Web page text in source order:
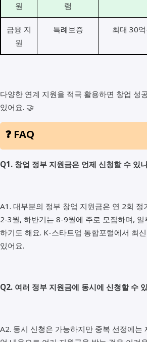
원
램
금융 지
원
특례보증 최대 30억
다양한 연계 지원을 적극 활용하면 창업 성
있어요. 🤝
❓ FAQ
Q1. 창업 정부 지원금은 언제 신청할 수 있
A1. 대부분의 정부 창업 지원금은 연 2회 정
2-3월, 하반기는 8-9월에 주로 모집하며, 일
하기도 해요. K-스타트업 통합포털에서 최
있어요.
Q2. 여러 정부 지원금에 동시에 신청할 수
A2. 동시 신청은 가능하지만 중복 선정에는